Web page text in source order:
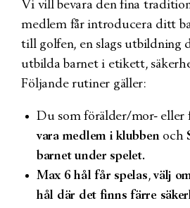
Vi vill bevara den fina
medlem får introducera ditt
till golfen, en slags utbildning
utbilda barnet i etikett,
Följande rutiner gäller:
Du som förälder/mor- eller
vara medlem i klubbenoch
barnet under spelet.
Max 6 hål får spelas,välj
hål där det finns färre